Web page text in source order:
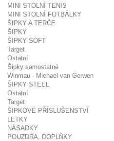
MINI STOLNÍ TENIS
MINI STOLNÍ FOTBÁLKY
ŠIPKY A TERČE
ŠIPKY
ŠIPKY SOFT
Target
Ostatní
Šipky samostatné
Winmau - Michael van Gerwen
ŠIPKY STEEL
Ostatní
Target
ŠIPKOVÉ PŘÍSLUŠENSTVÍ
LETKY
NÁSADKY
POUZDRA, DOPLŇKY